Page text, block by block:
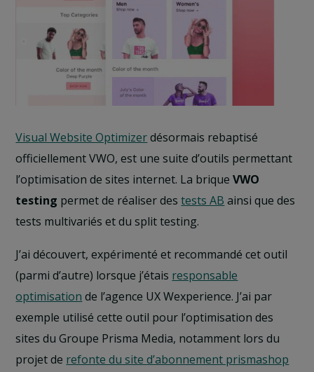
Visual Website Optimizerdésormais rebaptisé
officiellement VWO, est une suite d’outils permettant
l’optimisation de sites internet. La briqueVWO
testing permet de réaliser destests AB ainsi que des
tests multivariés et du split testing.
J’ai découvert, expérimenté et recommandé cet outil
(parmi d’autre) lorsque j’étais responsable
optimisation de l’agence UX Wexperience. J’ai par
exemple utilisé cette outil pour l’optimisation des
sites du Groupe Prisma Media, notamment lors du
projet de refonte du site d’abonnement prismashop